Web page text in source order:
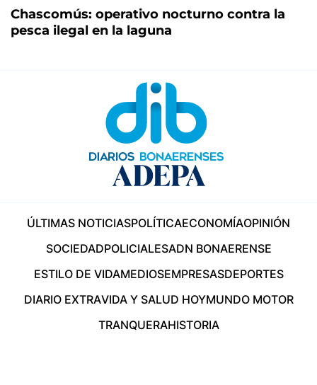
Chascomús: operativo nocturno contra la
pesca ilegal en la laguna
ÚLTIMAS NOTICIASPOLÍTICAECONOMÍAOPINIÓN
SOCIEDADPOLICIALESADN BONAERENSE
ESTILO DE VIDAMEDIOSEMPRESASDEPORTES
DIARIO EXTRAVIDA Y SALUD HOYMUNDO MOTOR
TRANQUERAHISTORIA